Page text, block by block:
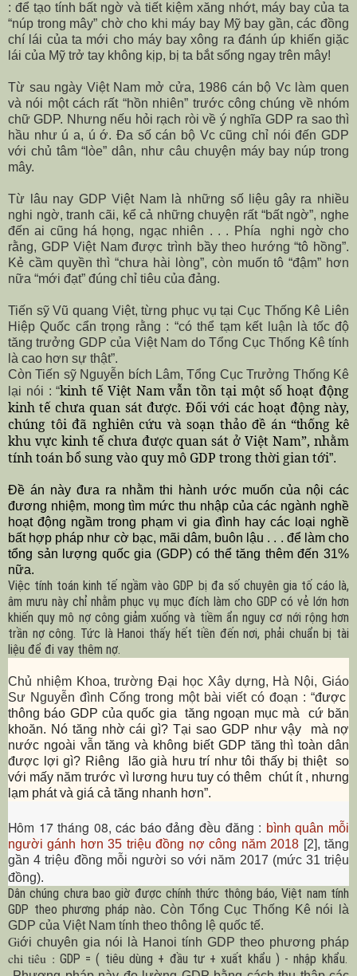
: để tạo tính bất ngờ và tiết kiệm xăng nhớt, máy bay của ta
“núp trong mây” chờ cho khi máy bay Mỹ bay gần, các đồng
chí lái của ta mới cho máy bay xông ra đánh úp khiến giặc
lái của Mỹ trở tay không kịp, bị ta bắt sống ngay trên mây!
Từ sau ngày Việt Nam mở cửa, 1986 cán bộ Vc làm quen
và nói một cách rất “hồn nhiên” trước công chúng về nhóm
chữ GDP. Nhưng nếu hỏi rạch ròi về ý nghĩa GDP ra sao thì
hầu như ú a, ú ớ. Đa số cán bộ Vc cũng chỉ nói đến GDP
với chủ tâm “lòe” dân, như câu chuyện máy bay núp trong
mây.
Từ lâu nay GDP Việt Nam là những số liệu gây ra nhiều
nghi ngờ, tranh cãi, kể cả những chuyện rất “bất ngờ”, nghe
đến ai cũng há họng, ngạc nhiên . . . Phía
nghi ngờ cho
rằng, GDP Việt Nam được trình bầy theo hướng “tô hồng”.
Kẻ cầm quyền thì “chưa hài lòng”, còn muốn tô “đậm” hơn
nữa “mới đạt” đúng chỉ tiêu của đảng.
Tiến sỹ Vũ quang Việt, từng phục vụ tại Cục Thống Kê Liên
Hiệp Quốc cẩn trọng rằng : “có thể tạm kết luận là tốc độ
tăng trưởng GDP của Việt Nam do Tổng Cục Thống Kê tính
là cao hơn sự thật”.
Còn Tiến sỹ Nguyễn bích Lâm, Tổng Cục Trưởng Thống Kê
lại nói : “kinh tế Việt Namvẫn tồn tại một số hoạt động
kinh tế chưa quan sát được. Đối với các hoạt động này,
chúng tôi đã nghiên cứu và soạn thảođề án “thống kê
khu vực kinh tế chưa được quan sát ở Việt Nam”, nhằm
tính toán bổ sung vào quy mô GDP trong thời gian tới”.
Đề án này đưa ra nhằm thi hành ước muốn của nội các
đương nhiệm, mong tìm mức thu nhập của các ngành nghề
hoạt động ngầm trong phạm vi gia đình hay các loại nghề
bất hợp pháp như cờ bạc, mãi dâm, buôn lậu . . . để làm cho
tổng sản lượng quốc gia (GDP) có thể tăng thêm đến 31%
nữa.
Việc tính toán kinh tế ngầm vào GDP bị đa số chuyên gia tố cáo là,
âm mưu này chỉ nhằm phục vụ mục đích làm cho GDP có vẻ lớn hơn
khiến quy mô nợ công giảm xuống và tiềm ẩn nguy cơ nới rộng hơn
trần nợ công. Tức làHanoi thấy hết tiền đến nơi, phải chuẩn bị tài
liệu để đi vay thêm nợ.
Chủ nhiệm Khoa, trường Đại học Xây dựng, Hà Nội, Giáo
Sư Nguyễn đình Cống trong một bài viết có đoạn : “được
thông báo GDP của quốc gia tăng ngoạn mục mà cứ băn
khoăn. Nó tăng nhờ cái gì? Tại sao GDP như vậy mà nợ
nước ngoài vẫn tăng và không biết GDP tăng thì toàn dân
được lợi gì? Riêng lão già hưu trí như tôi thấy bị thiệt so
với mấy năm trước vì lương hưu tuy có thêm chút ít , nhưng
lạm phát và giá cả tăng nhanh hơn”.
Hôm 17 tháng 08, các báo đảng đều đăng : bình quân mỗi
người gánh hơn 35 triệu đồng nợ công năm 2018 [2], tăng
gần 4 triệu đồng mỗi người so với năm 2017 (mức 31 triệu
đồng).
Dân chúng chưa bao giờ được chính thức thông báo, Việt nam tính
GDP theo phương pháp nào. Còn Tổng Cục Thống Kê nói là
GDP của Việt Nam tính theo thông lệ quốc tế.
Giới chuyên gia nói là Hanoi tính GDP theo phương pháp
chi tiêu : GDP = ( tiêu dùng + đầu tư + xuất khẩu ) - nhập khẩu.